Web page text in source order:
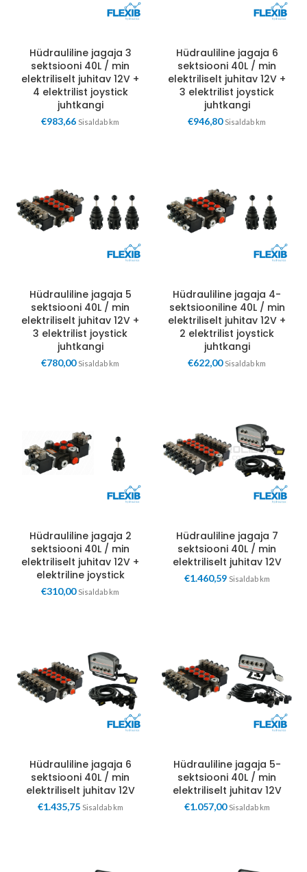
Hüdrauliline jagaja 3
sektsiooni 40L / min
elektriliselt juhitav 12V +
4 elektrilist joystick
juhtkangi
€983,66 Sisaldab km
Hüdrauliline jagaja 6
sektsiooni 40L / min
elektriliselt juhitav 12V +
3 elektrilist joystick
juhtkangi
€946,80 Sisaldab km
Hüdrauliline jagaja 5
sektsiooni 40L / min
elektriliselt juhitav 12V +
3 elektrilist joystick
juhtkangi
€780,00 Sisaldab km
Hüdrauliline jagaja 4-
sektsiooniline 40L / min
elektriliselt juhitav 12V +
2 elektrilist joystick
juhtkangi
€622,00 Sisaldab km
Hüdrauliline jagaja 2
sektsiooni 40L / min
elektriliselt juhitav 12V +
elektriline joystick
€310,00 Sisaldab km
Hüdrauliline jagaja 7
sektsiooni 40L / min
elektriliselt juhitav 12V
€1.460,59 Sisaldab km
Hüdrauliline jagaja 6
sektsiooni 40L / min
elektriliselt juhitav 12V
€1.435,75 Sisaldab km
Hüdrauliline jagaja 5-
sektsiooni 40L / min
elektriliselt juhitav 12V
€1.057,00 Sisaldab km